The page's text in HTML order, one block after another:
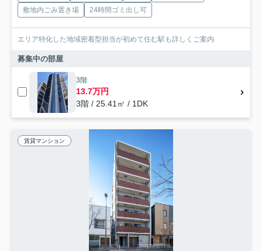
敷地内ごみ置き場
24時間ゴミ出し可
エリア特化した地域密着型担当が初めて住む駅も詳しくご案内
募集中の部屋
3階
13.7万円
3階 / 25.41㎡ / 1DK
賃貸マンション